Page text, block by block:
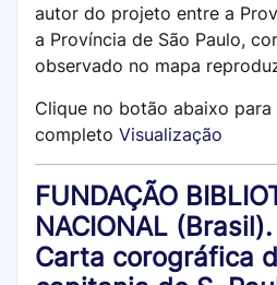
autor do projeto entre a
a Província de São Paulo,
observado no mapa
Clique no botão abaixo
completo Visualização
FUNDAÇÃO
NACIONAL
Carta corográfica